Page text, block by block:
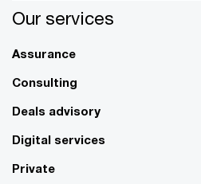
Our services
Assurance
Consulting
Deals advisory
Digital services
Private